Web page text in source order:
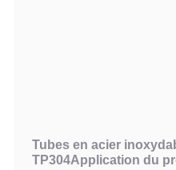
Tubes en acier
TP304Application du